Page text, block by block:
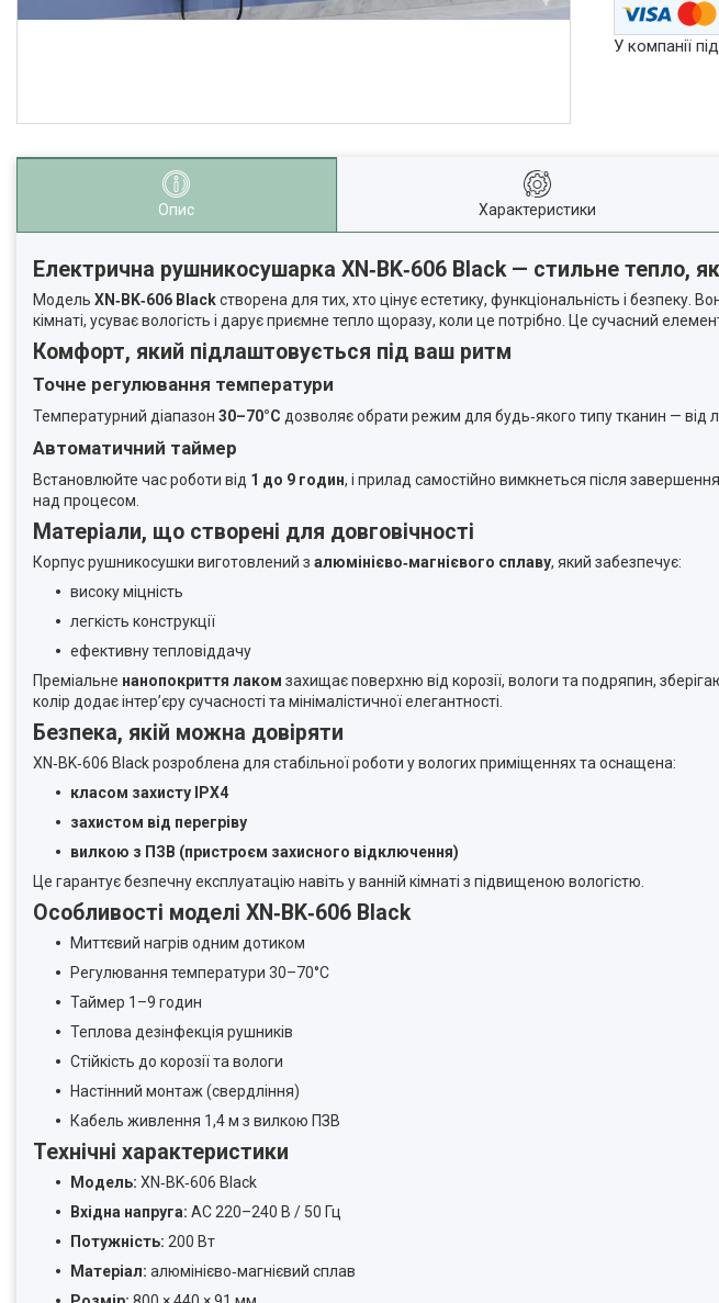
У компанії
Опис Характеристики
Електрична рушникосушарка XN‑BK‑606 Black — стильне тепло,
Модель XN‑BK‑606 Blackстворена для тих, хто цінує естетику, функціональність і
кімнаті, усуває вологість і дарує приємне тепло щоразу, коли це потрібно. Це сучасний
Комфорт, який підлаштовується під ваш ритм
Точне регулювання температури
Температурний діапазон 30–70°C дозволяє обрати режим для будь‑якого типу тканин — від
Автоматичний таймер
Встановлюйте час роботи від 1 до 9 годин, і прилад самостійно вимкнеться після
над процесом.
Матеріали, що створені для довговічності
Корпус рушникосушки виготовлений з алюмінієво‑магнієвого сплаву, який забезпечує:
високу міцність
легкість конструкції
ефективну тепловіддачу
Преміальне нанопокриття лаком захищає поверхню від корозії, вологи та подряпин,
колір додає інтер’єру сучасності та мінімалістичної елегантності.
Безпека, якій можна довіряти
XN‑BK‑606 Black розроблена для стабільної роботи у вологих приміщеннях та оснащена:
класом захисту IPX4
захистом від перегріву
вилкою з ПЗВ (пристроєм захисного відключення)
Це гарантує безпечну експлуатацію навіть у ванній кімнаті з підвищеною вологістю.
Особливості моделі XN‑BK‑606 Black
Миттєвий нагрів одним дотиком
Регулювання температури 30–70°C
Таймер 1–9 годин
Теплова дезінфекція рушників
Стійкість до корозії та вологи
Настінний монтаж (свердління)
Кабель живлення 1,4 м з вилкою ПЗВ
Технічні характеристики
Модель: XN‑BK‑606 Black
Вхідна напруга: AC 220–240 В / 50 Гц
Потужність: 200 Вт
Матеріал: алюмінієво‑магнієвий сплав